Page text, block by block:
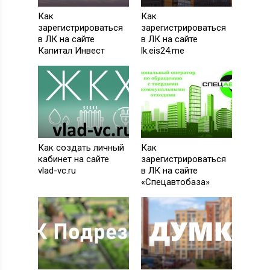
Как
зарегистрироваться
в ЛК на сайте
Капитал Инвест
Как
зарегистрироваться
в ЛК на сайте
lk.eis24.me
Как создать личный
кабинет на сайте
vlad-vc.ru
Как
зарегистрироваться
в ЛК на сайте
«Спецавтобаза»